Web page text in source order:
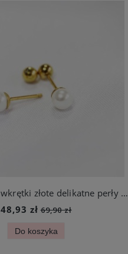
Kolczyki złote wkrętki złote delikatne perły zakręcane ze stali jubilerskiej
48,93 zł 69,90 zł
Do koszyka